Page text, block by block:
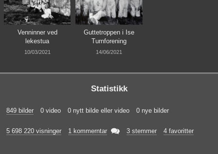
Venninner ved
lekestua
10/03/2021
Guttetroppen i Ise
Turnforening
14/06/2021
Statistikk
849 bilder 0 video 0 nytt bilde eller video 0 nye bilder
5 698 220 visninger 1 kommerntar  3 stemmer 4 favoritter